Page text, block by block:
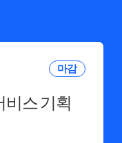
마감
비스 기획